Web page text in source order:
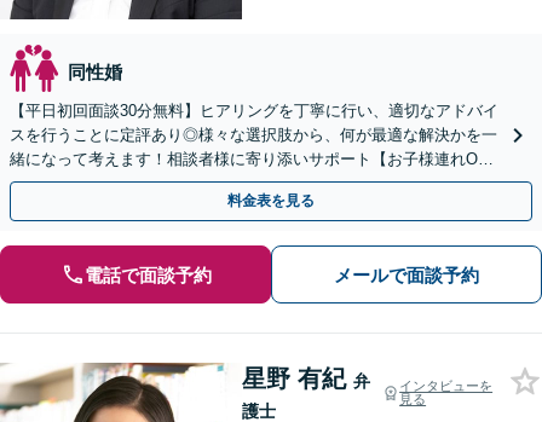
同性婚
【平日初回面談30分無料】ヒアリングを丁寧に行い、適切なアドバイ
スを行うことに定評あり◎様々な選択肢から、何が最適な解決かを一
緒になって考えます！相談者様に寄り添いサポート【お子様連れO
K】【弁護士歴20年以上】お気軽にご相談ください
料金表を見る
電話で面談予約 メールで面談予約
星野 有紀 弁
護士
インタビューを
見る